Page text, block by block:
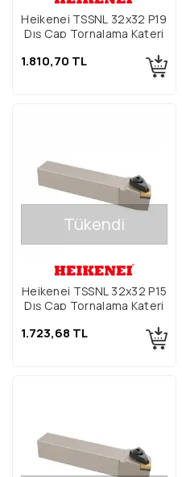
Heikenei TSSNL 32x32 P19
Dış Çap Tornalama Kateri
1.810,70 TL
Tükendi
Heikenei TSSNL 32x32 P15
Dış Çap Tornalama Kateri
1.723,68 TL